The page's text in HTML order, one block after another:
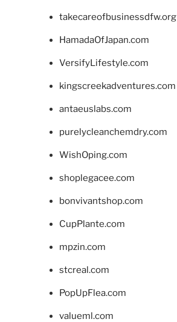
takecareofbusinessdfw.org
HamadaOfJapan.com
VersifyLifestyle.com
kingscreekadventures.com
antaeuslabs.com
purelycleanchemdry.com
WishOping.com
shoplegacee.com
bonvivantshop.com
CupPlante.com
mpzin.com
stcreal.com
PopUpFlea.com
valueml.com